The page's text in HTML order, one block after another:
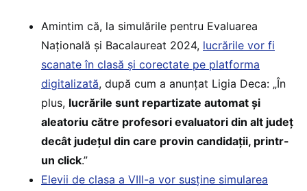
Amintim că, la simulările pentru Evaluarea
Națională și Bacalaureat 2024, lucrările vor fi
scanate în clasă și corectate pe platforma
digitalizată, după cum a anunțat Ligia Deca: „În
plus, lucrările sunt repartizate automat și
aleatoriu către profesori evaluatori din alt județ
decât județul din care provin candidații, printr-
un click.”
Elevii de clasa a VIII-a vor susține simularea